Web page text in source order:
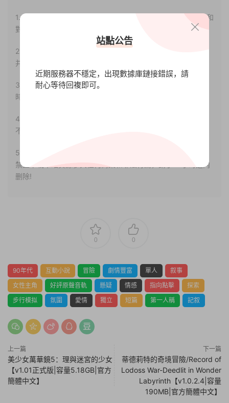
1.本站部分内容轉載自其它媒體，但并不代表本站贊同其觀點和
對其真實性負責。
2.若您需要商業運營或用于其他商業活動，請您購買正版授權
并合法使用。
3.如果本站有侵犯、不妥之處的資源，請聯系我們。将會第一
時間解決！
4.本站部分内容均由互聯網收集整理，僅供大家參考、學習，
不存在任何商業目的與商業用途。
5.本站提供的所有資源僅供參考學習使用，版權歸原著所有，
禁止下載本站資源參與任何商業和非法行爲，請于24小時之内
删除!
0 0
90年代 互動小說 冒險 劇情豐富 單人
叙事
女性主角
好評原聲音軌 懸疑 情感 指向點擊
探索
步行模拟
氛圍 愛情 獨立 短篇 第一人稱 記叙
上一篇
美少女萬華鏡5：理與迷宮的少女
【v1.01正式版|容量5.18GB|官方
簡體中文】
下一篇
蒂德莉特的奇境冒險/Record of
Lodoss War-Deedlit in Wonder
Labyrinth【v1.0.2.4|容量
190MB|官方簡體中文】
站點公告
近期服務器不穩定，出現數據庫鏈接錯誤，請
耐心等待回複即可。